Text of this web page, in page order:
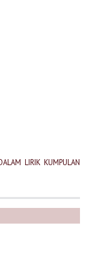
LIRIK KUMPULAN